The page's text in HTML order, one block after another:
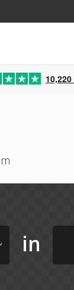
10,220
in